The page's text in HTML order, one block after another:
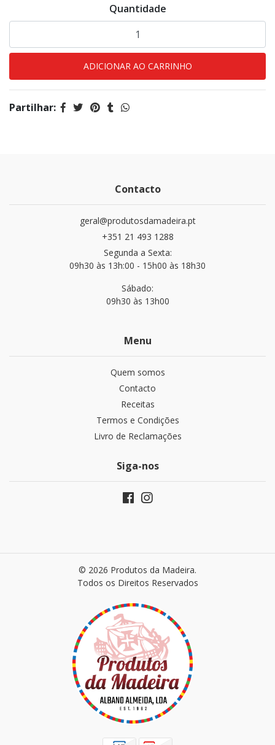
Quantidade
Partilhar:
Contacto
geral@produtosdamadeira.pt
+351 21 493 1288
Segunda a Sexta:
09h30 às 13h:00 - 15h00 às 18h30
Sábado:
09h30 às 13h00
Menu
Quem somos
Contacto
Receitas
Termos e Condições
Livro de Reclamações
Siga-nos
© 2026 Produtos da Madeira.
Todos os Direitos Reservados